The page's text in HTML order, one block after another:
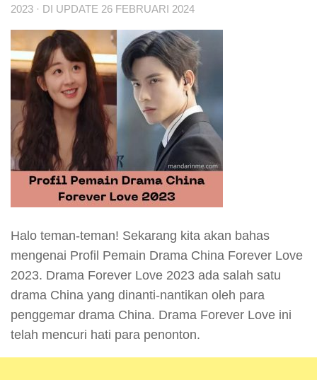
2023 · DI UPDATE 26 FEBRUARI 2024
Halo teman-teman! Sekarang kita akan bahas
mengenai Profil Pemain Drama China Forever Love
2023. Drama Forever Love 2023 ada salah satu
drama China yang dinanti-nantikan oleh para
penggemar drama China. Drama Forever Love ini
telah mencuri hati para penonton.